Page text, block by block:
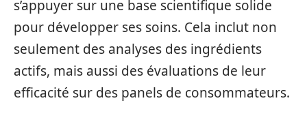
s’appuyer sur une base scientifique solide
pour développer ses soins. Cela inclut non
seulement des analyses des ingrédients
actifs, mais aussi des évaluations de leur
efficacité sur des panels de consommateurs.